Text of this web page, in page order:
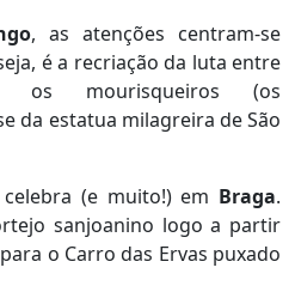
, as atenções centram-se
é a recriação da luta entre
os mourisqueiros (os
da estatua milagreira de São
(e muito!) em Braga.
sanjoanino logo a partir
o Carro das Ervas puxado